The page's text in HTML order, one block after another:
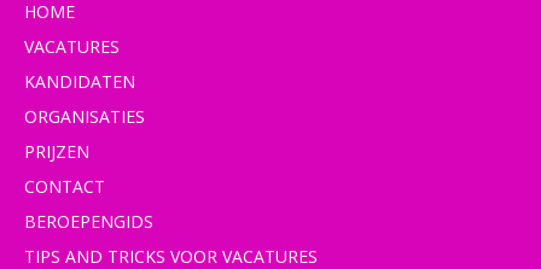
HOME
VACATURES
KANDIDATEN
ORGANISATIES
PRIJZEN
CONTACT
BEROEPENGIDS
TIPS AND TRICKS VOOR VACATURES